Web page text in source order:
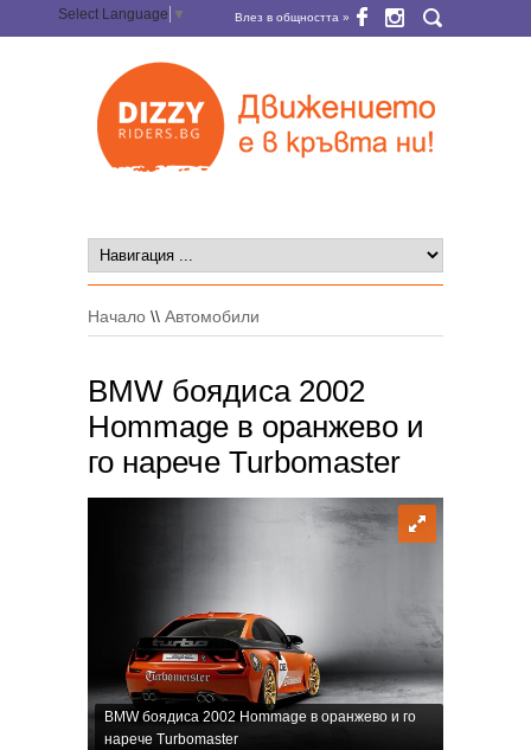
Select Language ▼ Влез в общността »
Начало \\ Автомобили
BMW боядиса 2002
Hommage в оранжево и
го нарече Turbomaster
BMW боядиса 2002 Hommage в оранжево и го
нарече Turbomaster